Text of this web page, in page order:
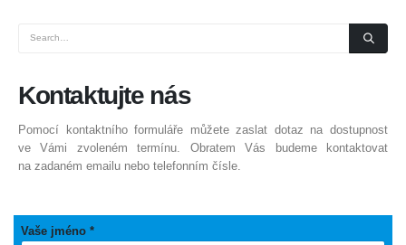
Kontaktujtenás
Pomocí kontaktního formuláře můžete zaslat dotaz na dostupnost
ve Vámi zvoleném termínu. Obratem Vás budeme kontaktovat
na zadaném emailu nebo telefonním čísle.
Vaše jméno *